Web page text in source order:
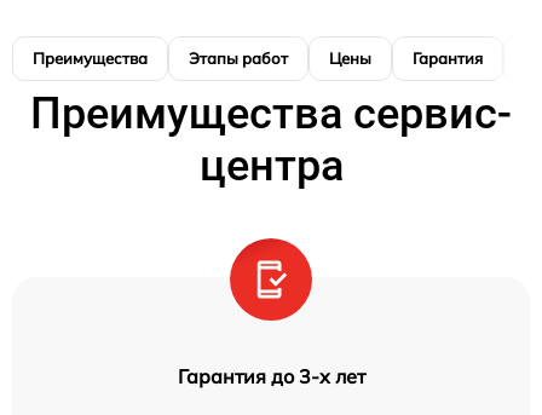
Преимущества Этапы работ Цены Гарантия
Преимущества сервис-
центра
Гарантия до 3-х лет